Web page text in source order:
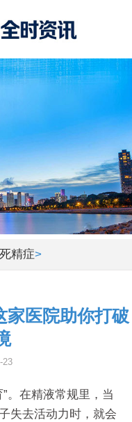
死精症>
家医院助你打破
23
。在精液常规里，当
失去活动力时，就会